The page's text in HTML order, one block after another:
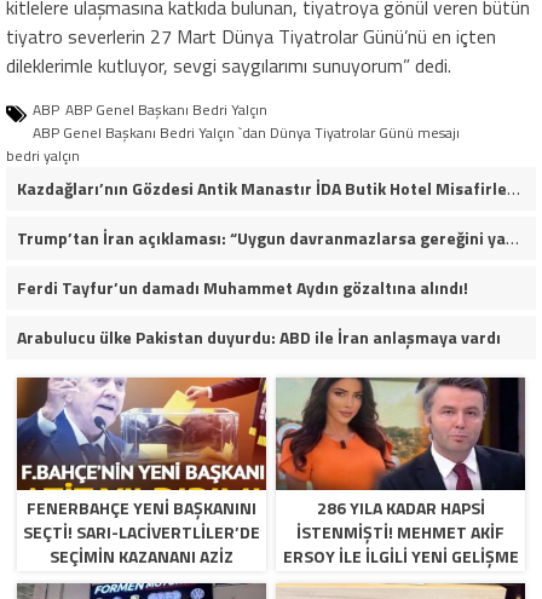
kitlelere ulaşmasına katkıda bulunan, tiyatroya gönül veren bütün
tiyatro severlerin 27 Mart Dünya Tiyatrolar Günü’nü en içten
dileklerimle kutluyor, sevgi saygılarımı sunuyorum” dedi.
ABP ABP Genel Başkanı Bedri Yalçın
ABP Genel Başkanı Bedri Yalçın `dan Dünya Tiyatrolar Günü mesajı
bedri yalçın
Kazdağları’nın Gözdesi Antik Manastır İDA Butik Hotel Misafirlerinden Tam Not Alıyor
Trump’tan İran açıklaması: “Uygun davranmazlarsa gereğini yaparım”
Ferdi Tayfur’un damadı Muhammet Aydın gözaltına alındı!
Arabulucu ülke Pakistan duyurdu: ABD ile İran anlaşmaya vardı
FENERBAHÇE YENI BAŞKANINI
SEÇTI! SARI-LACIVERTLILER’DE
SEÇIMIN KAZANANI AZIZ
YILDIRIM OLDU
286 YILA KADAR HAPSI
ISTENMIŞTI! MEHMET AKIF
ERSOY ILE ILGILI YENI GELIŞME